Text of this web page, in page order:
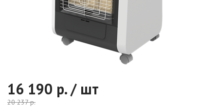
16 190 р. / шт
20 237р.